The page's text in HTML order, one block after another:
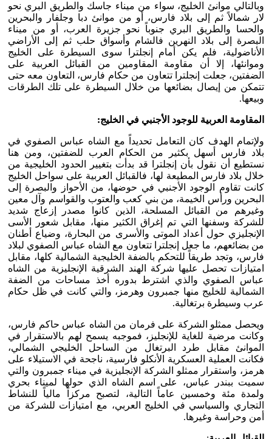
وبالتالي موانئ الخليج، سواء من ميناء جاسك والطريق البري نحو
لار شمالاً ثم إلى بلاد فارس، أو من موانئ دبا وجلفار والبحرين
والحسا والطريق البري جنوباً نحو جزيرة العرب، أو من ميناء
البصرة إلى بلاد النهرين فالشام وأسواق حلب ثم إلى الأراضي
الأناضولية، فلم يكن أمام إنجلترا سوى السيطرة على الخليج
وموانئها، إلا أن مقاومة المقاومين من القبائل العربية على
الضفتين، جعلت إنجلترا تتعاون من حكام فارس، التعاون معه حتى
تتمكن من إيصال بضائعها من خلال السيطرة على تلك الطرقات
وبيعها.
المقاومة العربية للوجود الأجنبي في الخليج:
ولإتمام الهدف كان التعامل تحديداً مع الشاه عباس الصفوي في
بلاد فارس أسهل بكثير من الحكام العرب للضفتين، ومن هنا
نستطيع أن نقول بأن إنجلترا قد بدأت بتغيير الحدود الخليجية من
خلال بلاد فارس المطيعة لها، فالقبائل العربية على سواحل الخليج
كانت تقاوم الوجود الأجنبي في حوضها، من الأحواز والبصرة إلى
البحرين ورأس الخيمة، من بني كعب والعتوب والقواسم وآل معين
وغيرهم من القبائل المسلحة، الذين كانوا مصدر إزعاج شديد
للشركة وسفنها التي تم إغراق الكثير منها، مقابل شعور الأسى
الإنجليزي حول أعداد الموتى والأسرى من البحارة، وضياع أطنان
من بضائعهم، ما جعل إنجلترا تتعاون مع الشاه عباس الصفوي لبلاد
فارس، وتجد طريقاً للتحكم بالضفة الخليجية الشمالية كلها، مقابل
امتيازات تحصل عليها شركة الهند الشرقية الإنجليزية من الشاه
عباس الصفوي والذي اشترط بدوره أخذ مساحات من الضفة
الشمالية للخليج منها جمبرون وهرمز، والتي كانت في ظل حكام
عرب وسيطرة برتغالية.
ويحصل ممثلو الشركة على فرمان من الشاه عباس حاكم فارس،
وكانت مرضية للغاية للإنجليز، فموجبه يسمح لهم بالاستقرار في
الموانئ مقابل طرد البرتغال من الساحل الخليجي الشمالي،
فكانت العملية العسكرية الأنكلو فارسية، ناجحة في الاستيلاء على
هرمز، واستقرار ممثلو الشركة الإنجليزية في ميناء جمبرون والتي
سميت ببندر عباس، على اسم الشاه الذي حولها لميناء بحري
ولمدة مئة وخمسين عاماً التالية، لتصبح مركزاً مالياً للنشاط
التجاري والسياسي في الخليج العربي، مع امتيازات للشركة من
أمن وحراسة وغيرها.